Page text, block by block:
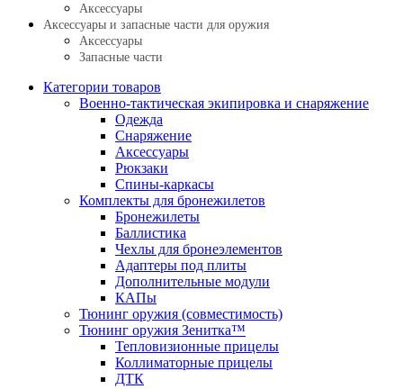
Аксессуары
Аксессуары и запасные части для оружия
Аксессуары
Запасные части
Категории товаров
Военно-тактическая экипировка и снаряжение
Одежда
Снаряжение
Аксессуары
Рюкзаки
Спины-каркасы
Комплекты для бронежилетов
Бронежилеты
Баллистика
Чехлы для бронеэлементов
Адаптеры под плиты
Дополнительные модули
КАПы
Тюнинг оружия (совместимость)
Тюнинг оружия Зенитка™
Тепловизионные прицелы
Коллиматорные прицелы
ДТК